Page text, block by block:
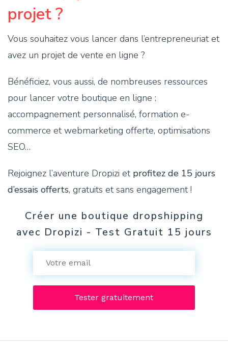
projet ?
Vous souhaitez vous lancer dans l’entrepreneuriat et
avez un projet de vente en ligne ?
Bénéficiez, vous aussi, de nombreuses ressources
pour lancer votre boutique en ligne :
accompagnement personnalisé, formation e-
commerce et webmarketing offerte, optimisations
SEO…
Rejoignez l’aventure Dropizi et profitez de 15 jours
d’essais offerts, gratuits et sans engagement !
Créer une boutique dropshipping
avec Dropizi - Test Gratuit 15 jours